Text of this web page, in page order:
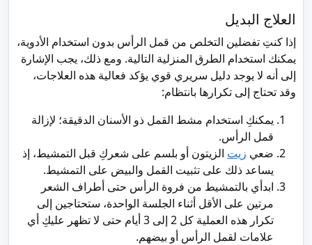
العلاج البديل
إذا كنتِ تفضلين التخلص من قمل الرأس بدون استخدام الأدوية،
يمكنك استخدام الطرق المنزلية التالية. ومع ذلك، يجب الإشارة
إلى أنه لا يوجد دليل سريري قوي يؤكد فعالية هذه العلاجات،
وقد تحتاج إلى تكرارها بانتظام:
يمكنكِ استخدام مشط القمل ذو الأسنان الدقيقة؛ لإزالة
قمل الرأس.
ضعي زيت الزيتون أو بلسم على شعركِ قبل التمشيط، إذ
يساعد ذلك على تثبيت القمل والبيض على التمشيط.
ابدأي بالتمشيط من فروة الرأس حتى أطراف الشعر
مرتين على الأقل أثناء الجلسة الواحدة، ستحتاجين إلى
تكرار هذه العملية كل 2 إلى 3 أيام حتى لا تظهر عليكِ أي
علامات لقمل الرأس أو بيضهم.